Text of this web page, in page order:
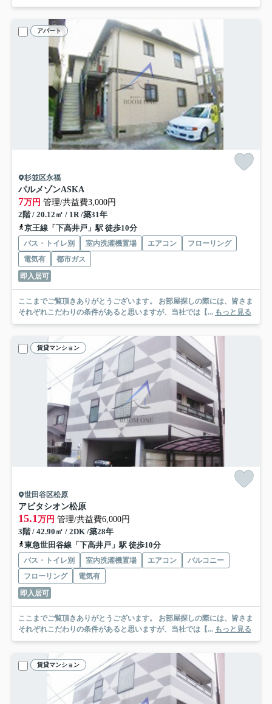
アパート
杉並区永福
パルメゾンASKA
7万円 管理/共益費3,000円
2階 / 20.12㎡ / 1R /築31年
京王線「下高井戸」駅 徒歩10分
バス・トイレ別 室内洗濯機置場 エアコン
フローリング
電気有
都市ガス
即入居可
ここまでご覧頂きありがとうございます。 お部屋探しの際には、皆さま
それぞれこだわりの条件があると思いますが、当社では【... もっと見る
賃貸マンション
世田谷区松原
アビタシオン松原
15.1 万円 管理/共益費6,000円
3階 / 42.90㎡ / 2DK /築28年
東急世田谷線「下高井戸」駅 徒歩10分
バス・トイレ別 室内洗濯機置場 エアコン
バルコニー
フローリング
電気有
即入居可
ここまでご覧頂きありがとうございます。 お部屋探しの際には、皆さま
それぞれこだわりの条件があると思いますが、当社では【... もっと見る
賃貸マンション